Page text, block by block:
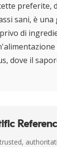
sani, è
di
dove il